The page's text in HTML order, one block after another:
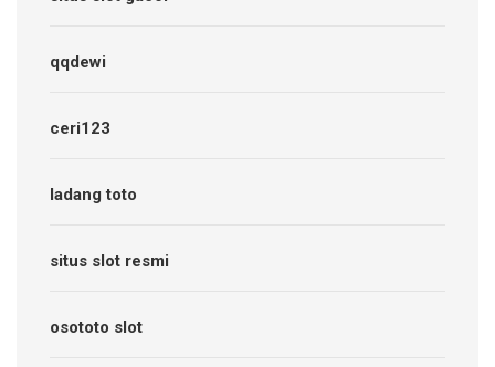
qqdewi
ceri123
ladang toto
situs slot resmi
osototo slot